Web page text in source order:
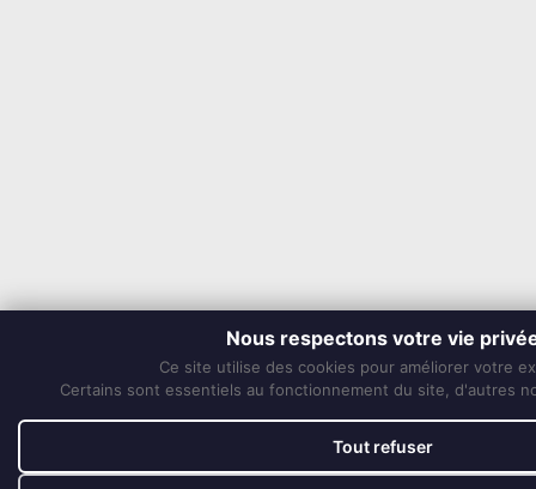
Nous respectons votre vie
Ce site utilise des cookies pour améliorer votre
Certains sont essentiels au fonctionnement du site, d'autres
Tout refuser